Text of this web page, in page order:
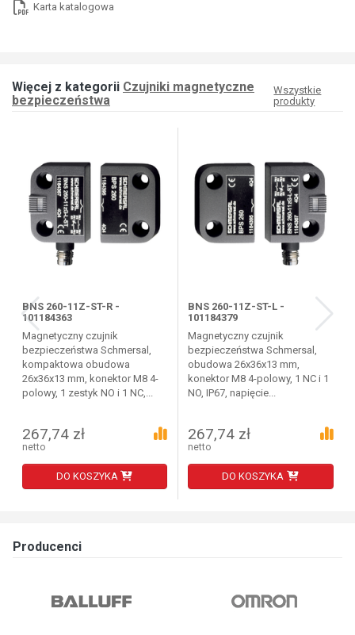
Karta katalogowa
Więcej z kategorii Czujniki magnetyczne
bezpieczeństwa
Wszystkie
produkty
BNS 260-11Z-ST-R -
101184363
Magnetyczny czujnik
bezpieczeństwa Schmersal,
kompaktowa obudowa
26x36x13 mm, konektor M8 4-
polowy, 1 zestyk NO i 1 NC,...
267,74 zł
netto
DO KOSZYKA
BNS 260-11Z-ST-L -
101184379
Magnetyczny czujnik
bezpieczeństwa Schmersal,
obudowa 26x36x13 mm,
konektor M8 4-polowy, 1 NC i 1
NO, IP67, napięcie...
267,74 zł
netto
DO KOSZYKA
Producenci